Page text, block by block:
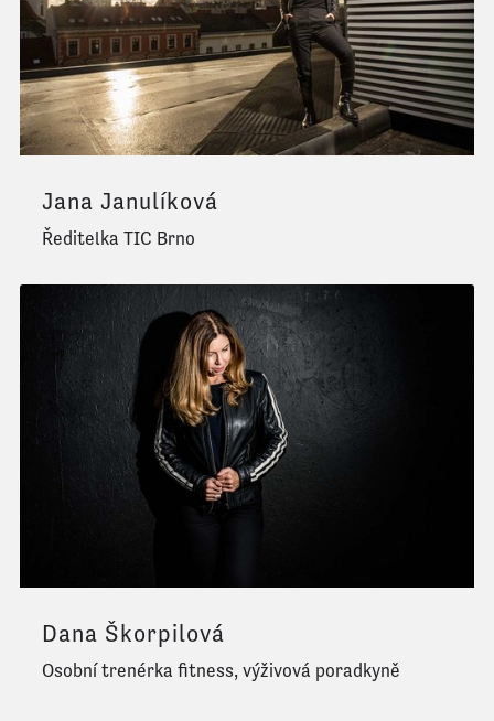
Jana Janulíková
Ředitelka TIC Brno
Dana Škorpilová
Osobní trenérka fitness, výživová poradkyně